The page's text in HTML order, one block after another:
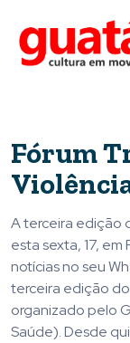
Fórum
A terceira edição
esta sexta, 17,
notícias no seu
terceira edição
organizado pelo
Saúde). Desde